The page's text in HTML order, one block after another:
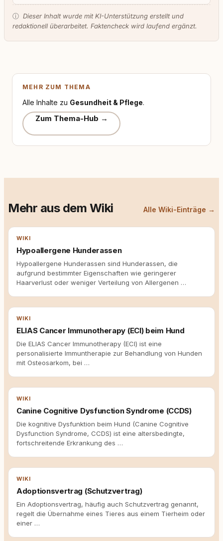
ⓘ Dieser Inhalt wurde mit KI-Unterstützung erstellt und
redaktionell überarbeitet. Faktencheck wird laufend ergänzt.
MEHR ZUM THEMA
Alle Inhalte zu Gesundheit & Pflege.
Zum Thema-Hub →
Mehr aus dem Wiki Alle Wiki-Einträge →
WIKI
Hypoallergene Hunderassen
Hypoallergene Hunderassen sind Hunderassen, die
aufgrund bestimmter Eigenschaften wie geringerer
Haarverlust oder weniger Verteilung von Allergenen …
WIKI
ELIAS Cancer Immunotherapy (ECI) beim Hund
Die ELIAS Cancer Immunotherapy (ECI) ist eine
personalisierte Immuntherapie zur Behandlung von Hunden
mit Osteosarkom, bei …
WIKI
Canine Cognitive Dysfunction Syndrome (CCDS)
Die kognitive Dysfunktion beim Hund (Canine Cognitive
Dysfunction Syndrome, CCDS) ist eine altersbedingte,
fortschreitende Erkrankung des …
WIKI
Adoptionsvertrag (Schutzvertrag)
Ein Adoptionsvertrag, häufig auch Schutzvertrag genannt,
regelt die Übernahme eines Tieres aus einem Tierheim oder
einer …